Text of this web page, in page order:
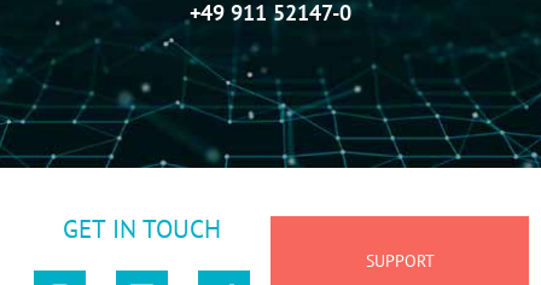
+49 911 52147-0
GET IN TOUCH
SUPPORT